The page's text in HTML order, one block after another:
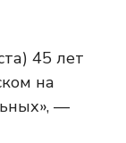
45 лет
на
—